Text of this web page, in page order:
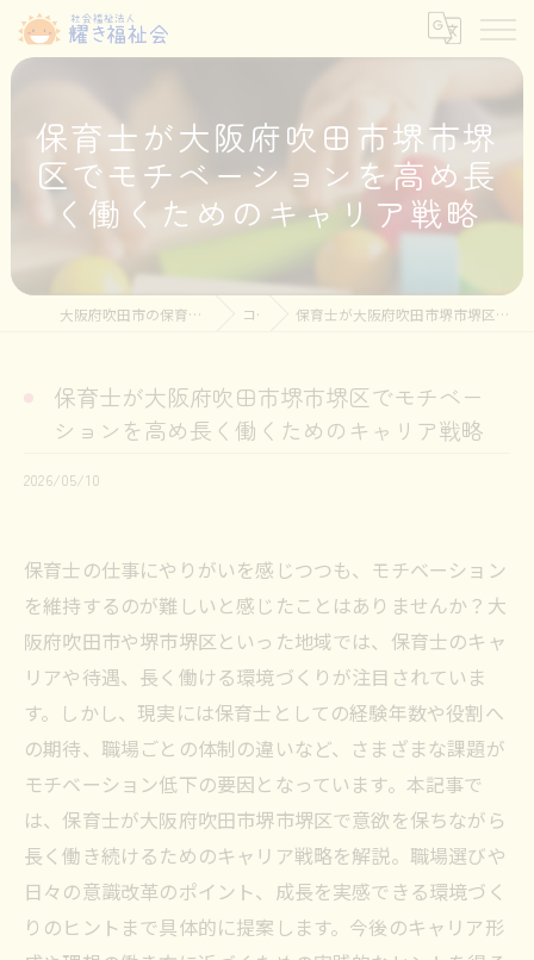
保育士が大阪府吹田市堺市堺
区でモチベーションを高め長
く働くためのキャリア戦略
大阪府吹田市の保育士の求人なら社会福祉法人耀き福祉会 コラム 保育士が大阪府吹田市堺市堺区でモチベーションを高め長く働くためのキャリア戦略
保育士が大阪府吹田市堺市堺区でモチベー
ションを高め長く働くためのキャリア戦略
2026/05/10
保育士の仕事にやりがいを感じつつも、モチベーション
を維持するのが難しいと感じたことはありませんか？大
阪府吹田市や堺市堺区といった地域では、保育士のキャ
リアや待遇、長く働ける環境づくりが注目されていま
す。しかし、現実には保育士としての経験年数や役割へ
の期待、職場ごとの体制の違いなど、さまざまな課題が
モチベーション低下の要因となっています。本記事で
は、保育士が大阪府吹田市堺市堺区で意欲を保ちながら
長く働き続けるためのキャリア戦略を解説。職場選びや
日々の意識改革のポイント、成長を実感できる環境づく
りのヒントまで具体的に提案します。今後のキャリア形